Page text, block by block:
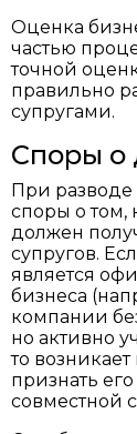
Оценка
частью
точной
правильно
супругами.
Споры о
При разводе
споры о том,
должен
супругов.
является
бизнеса
компании
но активно
то
признать
совместной